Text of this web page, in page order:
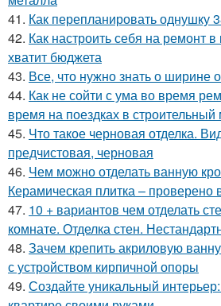
41. Как перепланировать однушку
42. Как настроить себя на ремонт
хватит бюджета
43. Все, что нужно знать о ширине
44. Как не сойти с ума во время
время на поездках в строительный
45. Что такое черновая отделка.
предчистовая, черновая
46. Чем можно отделать ванную
Керамическая плитка – проверено
47. 10 + вариантов чем отделать
комнате. Отделка стен.
48. Зачем крепить акриловую
с устройством кирпичной опоры
49. Создайте уникальный